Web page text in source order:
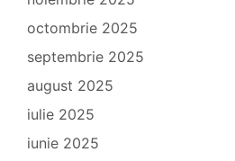
octombrie 2025
septembrie 2025
august 2025
iulie 2025
iunie 2025